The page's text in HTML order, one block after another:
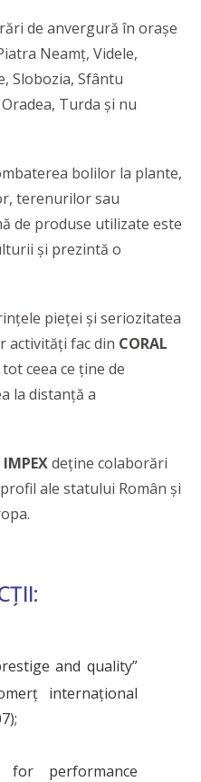
de anvergură în orașe
Neamț, Videle,
Slobozia, Sfântu
Turda și nu
bolilor la plante,
terenurilor sau
de produse utilizate este
și prezintă o
pieței și seriozitatea
activități fac din CORAL
ceea ce ține de
la distanță a
IMPEXdeține colaborări
ale statului Român și
and quality”
internațional
for performance